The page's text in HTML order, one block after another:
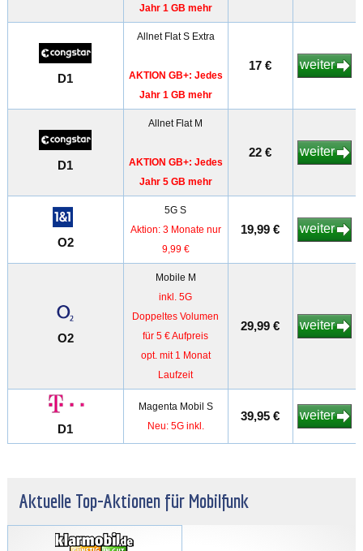
Jahr 1 GB mehr
D1
Allnet Flat S Extra
AKTION GB+: Jedes
Jahr 1 GB mehr
17 € weiter
D1
Allnet Flat M
AKTION GB+: Jedes
Jahr 5 GB mehr
22 € weiter
O2
5G S
Aktion: 3 Monate nur
9,99 €
19,99 € weiter
O2
Mobile M
inkl. 5G
Doppeltes Volumen
für 5 € Aufpreis
opt. mit 1 Monat
Laufzeit
29,99 € weiter
D1
Magenta Mobil S
Neu: 5G inkl.
39,95 € weiter
Aktuelle Top-Aktionen für Mobilfunk